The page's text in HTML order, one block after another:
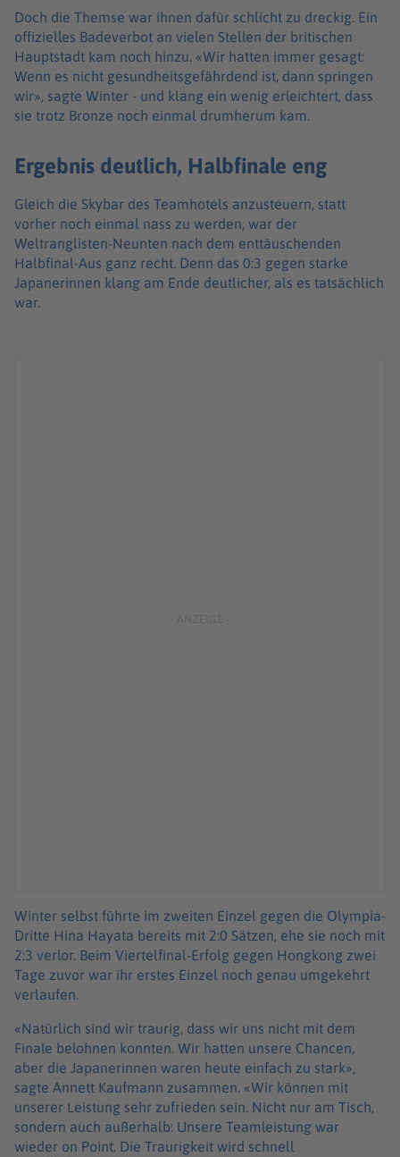
Doch die Themse war ihnen dafür schlicht zu dreckig. Ein
offizielles Badeverbot an vielen Stellen der britischen
Hauptstadt kam noch hinzu. «Wir hatten immer gesagt:
Wenn es nicht gesundheitsgefährdend ist, dann springen
wir», sagte Winter - und klang ein wenig erleichtert, dass
sie trotz Bronze noch einmal drumherum kam.
Ergebnis deutlich, Halbfinale eng
Gleich die Skybar des Teamhotels anzusteuern, statt
vorher noch einmal nass zu werden, war der
Weltranglisten-Neunten nach dem enttäuschenden
Halbfinal-Aus ganz recht. Denn das 0:3 gegen starke
Japanerinnen klang am Ende deutlicher, als es tatsächlich
war.
Winter selbst führte im zweiten Einzel gegen die Olympia-
Dritte Hina Hayata bereits mit 2:0 Sätzen, ehe sie noch mit
2:3 verlor. Beim Viertelfinal-Erfolg gegen Hongkong zwei
Tage zuvor war ihr erstes Einzel noch genau umgekehrt
verlaufen.
«Natürlich sind wir traurig, dass wir uns nicht mit dem
Finale belohnen konnten. Wir hatten unsere Chancen,
aber die Japanerinnen waren heute einfach zu stark»,
sagte Annett Kaufmann zusammen. «Wir können mit
unserer Leistung sehr zufrieden sein. Nicht nur am Tisch,
sondern auch außerhalb: Unsere Teamleistung war
wieder on Point. Die Traurigkeit wird schnell